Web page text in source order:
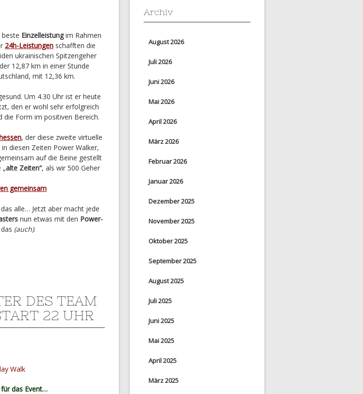
beste Einzelleistungim Rahmen
24h-Leistungen schafften die
ukrainischen Spitzengeher
12,87 km in einer Stunde
mit 12,36 km.
Um 4.30 Uhr ist er heute
den er wohl sehr erfolgreich
die Form im positiven Bereich.
, der diese zweite virtuelle
diesen Zeiten Power Walker,
auf die Beine gestellt
alte Zeiten“, als wir 500 Geher
gemeinsam
alle… Jetzt aber macht jede
nun etwas mit den Power-
(auch).
DES TEAM
22 UHR
das Event…
Archiv
August 2026
Juli 2026
Juni 2026
Mai 2026
April 2026
März 2026
Februar 2026
Januar 2026
Dezember 2025
November 2025
Oktober 2025
September 2025
August 2025
Juli 2025
Juni 2025
Mai 2025
April 2025
März 2025